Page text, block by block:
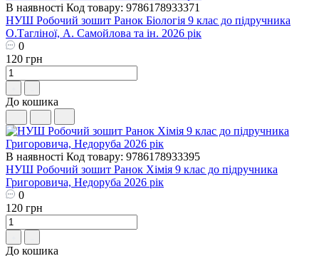
В наявності Код товару: 9786178933371
НУШ Робочий зошит Ранок Біологія 9 клас до підручника
О.Тагліної, А. Самойлова та ін. 2026 рік
0
120 грн
До кошика
В наявності Код товару: 9786178933395
НУШ Робочий зошит Ранок Хімія 9 клас до підручника
Григоровича, Недоруба 2026 рік
0
120 грн
До кошика